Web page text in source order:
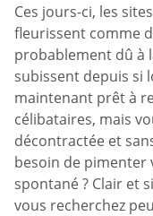
Ces jours-ci, les
fleurissent comme
probablement dû à
subissent depuis si
maintenant prêt à
célibataires, mais
décontractée et
besoin de pimenter
spontané ? Clair et
vous recherchez